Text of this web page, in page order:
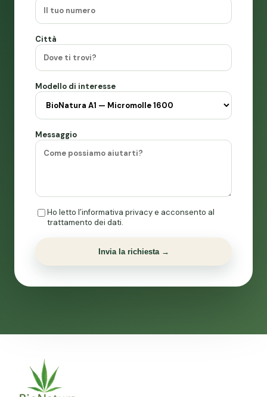
Città
Modello di interesse
Messaggio
Ho letto l’informativa privacy e acconsento al
trattamento dei dati.
Invia la richiesta →